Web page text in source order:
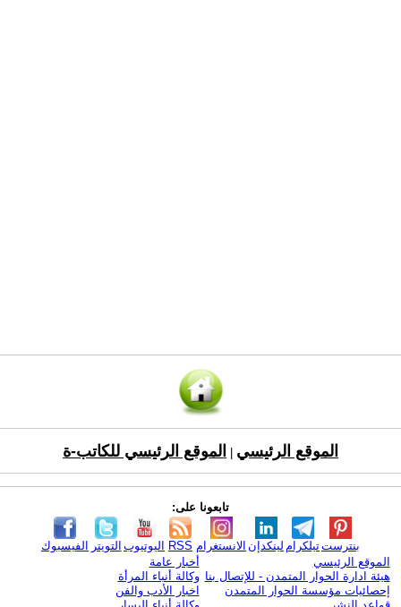
الموقع الرئيسي الموقع الرئيسي للكاتب-ة
تابعونا على:
الفيسبوك التويتر اليوتيوب RSS الانستغرام لينكدإن تيلكرامبنترست
الموقع الرئيسي
هيئة ادارة الحوار المتمدن - للإتصال بنا
إحصائيات مؤسسة الحوار المتمدن
أخبار عامة
وكالة أنباء المرأة
اخبار الأدب والفن